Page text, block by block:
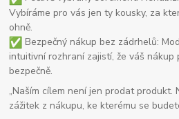
Vybíráme pro vás jen ty kousky, za
ohně.
Bezpečný nákup bez zádrhelů:
intuitivní rozhraní zajistí, že váš nákup
bezpečně.
„Naším cílem není jen prodat produkt.
zážitek z nákupu, ke kterému se